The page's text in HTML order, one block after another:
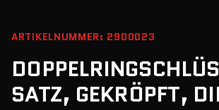
ARTIKELNUMMER: 2900023
SATZ, GEKRÖPFT,